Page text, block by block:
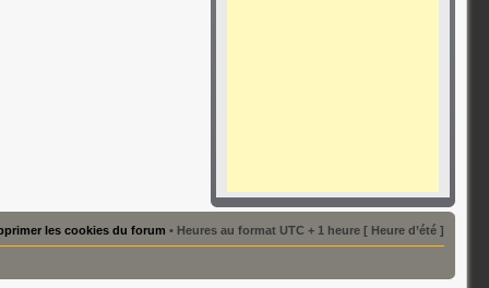
les cookies du forum • Heures au format UTC + 1 heure [ Heure d’été ]